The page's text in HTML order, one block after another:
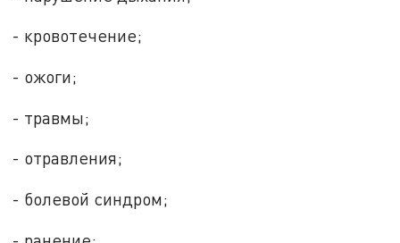
- кровотечение;
- ожоги;
- травмы;
- отравления;
- болевой синдром;